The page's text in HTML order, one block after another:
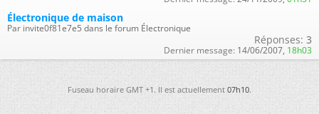
Électronique de maison
Par invite0f81e7e5 dans le forum Électronique
Réponses: 3
Dernier message: 14/06/2007, 18h03
Fuseau horaire GMT +1. Il est actuellement07h10.